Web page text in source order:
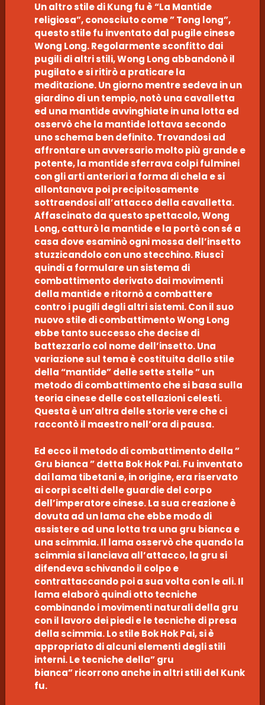
Un altro stile di Kung fu è “La Mantide
religiosa”, conosciuto come ” Tong long”,
questo stile fu inventato dal pugile cinese
Wong Long. Regolarmente sconfitto dai
pugili di altri stili, Wong Long abbandonò il
pugilato e si ritirò a praticare la
meditazione. Un giorno mentre sedeva in un
giardino di un tempio, notò una cavalletta
ed una mantide avvinghiate in una lotta ed
osservò che la mantide lottava secondo
uno schema ben definito. Trovandosi ad
affrontare un avversario molto più grande e
potente, la mantide sferrava colpi fulminei
con gli arti anteriori a forma di chela e si
allontanava poi precipitosamente
sottraendosi all’attacco della cavalletta.
Affascinato da questo spettacolo, Wong
Long, catturò la mantide e la portò con sé a
casa dove esaminò ogni mossa dell’insetto
stuzzicandolo con uno stecchino. Riuscì
quindi a formulare un sistema di
combattimento derivato dai movimenti
della mantide e ritornò a combattere
contro i pugili degli altri sistemi. Con il suo
nuovo stile di combattimento Wong Long
ebbe tanto successo che decise di
battezzarlo col nome dell’insetto. Una
variazione sul tema è costituita dallo stile
della “mantide” delle sette stelle ” un
metodo di combattimento che si basa sulla
teoria cinese delle costellazioni celesti.
Questa è un’altra delle storie vere che ci
raccontò il maestro nell’ora di pausa.
Ed ecco il metodo di combattimento della ”
Gru bianca ” detta Bok Hok Pai. Fu inventato
dai lama tibetani e, in origine, era riservato
ai corpi scelti delle guardie del corpo
dell’imperatore cinese. La sua creazione è
dovuta ad un lama che ebbe modo di
assistere ad una lotta tra una gru bianca e
una scimmia. Il lama osservò che quando la
scimmia si lanciava all’attacco, la gru si
difendeva schivando il colpo e
contrattaccando poi a sua volta con le ali. Il
lama elaborò quindi otto tecniche
combinando i movimenti naturali della gru
con il lavoro dei piedi e le tecniche di presa
della scimmia. Lo stile Bok Hok Pai, si è
appropriato di alcuni elementi degli stili
interni. Le tecniche della” gru
bianca” ricorrono anche in altri stili del Kunk
fu.